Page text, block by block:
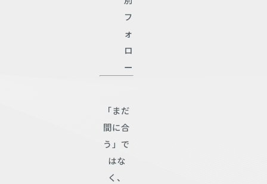
フ
ォ
ロ
ー
「まだ
間に合
う」で
はな
く、